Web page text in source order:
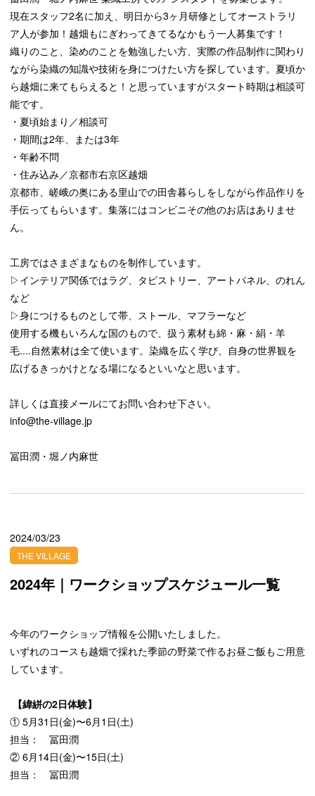
現在スタッフ2名に加え、明日から3ヶ月研修としてオーストラリ
ア人が参加！越畑もにぎわってきてるなかもう一人募集です！
織りのこと、染めのことを勉強したい方、実際の作品制作に関わり
ながら染織の知識や技術を身につけたい方を探しています。夏頃か
ら越畑に来てもらえると！と思っていますがスタート時期は相談可
能です。
・夏頃始まり／相談可
・期間は2年、または3年
・年齢不問
・住み込み／京都市右京区越畑
京都市、嵯峨の奥にある里山での田舎暮らしをしながら作品作りを
手伝ってもらいます。集落にはコンビニその他のお店はありませ
ん。
工房ではさまざまなものを制作しています。
▷インテリア関係ではラグ、タピストリー、アートパネル、のれん
など
▷身につけるものとして帯、ストール、マフラーなど
使用する機もいろんな国のもので、扱う素材も綿・麻・絹・羊
毛....自然素材は全て使います。染織を広く学び、自身の世界観を
広げるきっかけとなる場になるといいなと思います。
詳しくは直接メールにてお問い合わせ下さい。
info@the-village.jp
冨田潤・堀ノ内麻世
2024/03/23
THE VILLAGE
2024年｜ワークショップスケジュール一覧
今年のワークショップ情報を公開いたしました。
いずれのコースも越畑で採れた季節の野菜で作るお昼ご飯もご用意
しています。
【緯絣の2日体験】
① 5月31日(金)〜6月1日(土)
担当： 冨田潤
② 6月14日(金)〜15日(土)
担当： 冨田潤